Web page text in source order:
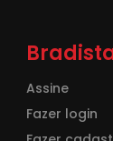
Assine
Fazer login